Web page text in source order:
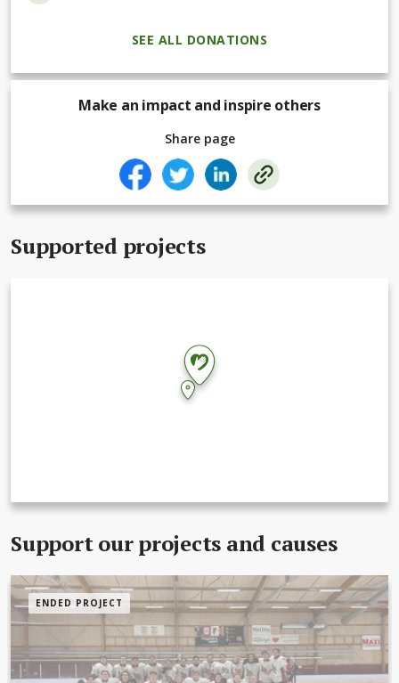
SEE ALL DONATIONS
Make an impact and inspire others
Share page
Supported projects
Support our projects and causes
ENDED PROJECT